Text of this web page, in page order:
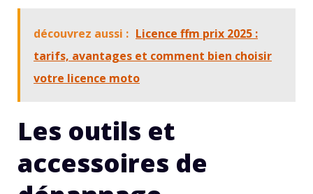
découvrez aussi : Licence ffm prix 2025 :
tarifs, avantages et comment bien choisir
votre licence moto
Les outils et
accessoires de